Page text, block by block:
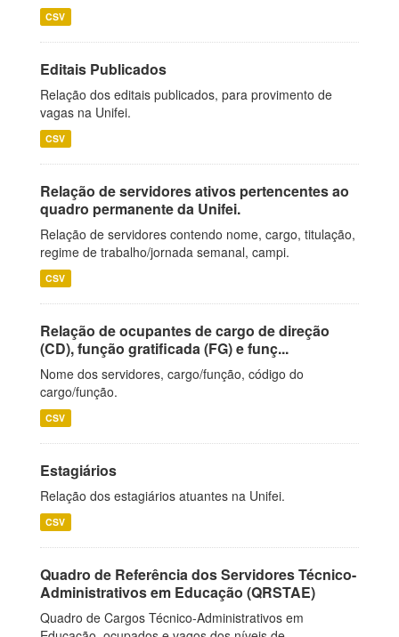
CSV
Editais Publicados
Relação dos editais publicados, para provimento de
vagas na Unifei.
CSV
Relação de servidores ativos pertencentes ao
quadro permanente da Unifei.
Relação de servidores contendo nome, cargo, titulação,
regime de trabalho/jornada semanal, campi.
CSV
Relação de ocupantes de cargo de direção
(CD), função gratificada (FG) e funç...
Nome dos servidores, cargo/função, código do
cargo/função.
CSV
Estagiários
Relação dos estagiários atuantes na Unifei.
CSV
Quadro de Referência dos Servidores Técnico-
Administrativos em Educação (QRSTAE)
Quadro de Cargos Técnico-Administrativos em